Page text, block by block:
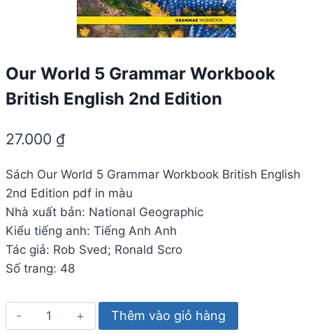
Our World 5 Grammar Workbook
British English 2nd Edition
27.000 ₫
Sách Our World 5 Grammar Workbook British English
2nd Edition pdf in màu
Nhà xuất bản: National Geographic
Kiểu tiếng anh: Tiếng Anh Anh
Tác giả: Rob Sved; Ronald Scro
Số trang: 48
Our
World
Thêm vào giỏ hàng